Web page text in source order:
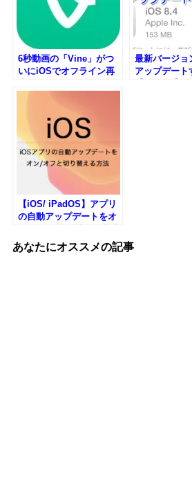
6秒動画の「Vine」がつ
いにiOSでオフライン再
最新バージョ
アップデート
【iOS/ iPadOS】アプリ
の自動アップデートをオ
あなたにオススメの記事